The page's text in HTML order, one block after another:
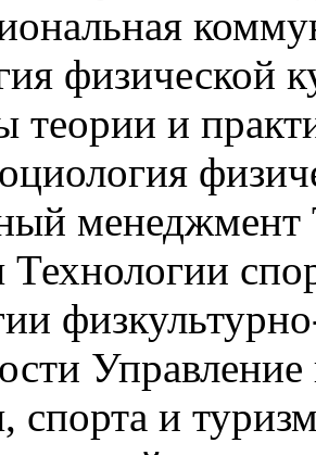
физической
теории и
менеджмент
Технологии
спорта и